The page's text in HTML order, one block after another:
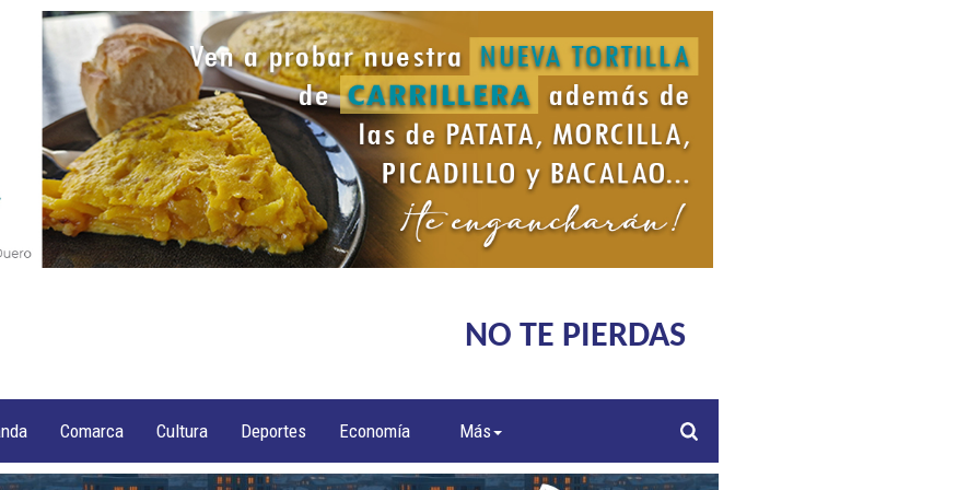
NO TE PIERDAS
Comarca Cultura Deportes Economía Más